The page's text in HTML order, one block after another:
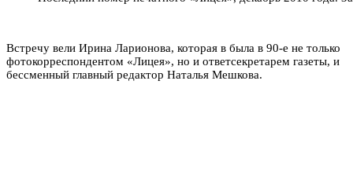
Встречу вели Ирина Ларионова, которая в была в 90-е не только
фотокорреспондентом «Лицея», но и ответсекретарем газеты, и
бессменный главный редактор Наталья Мешкова.